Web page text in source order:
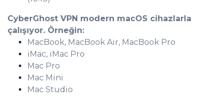
CyberGhost VPN modern macOS cihazlarla
çalışıyor. Örneğin:
MacBook, MacBook Air, MacBook Pro
iMac, iMac Pro
Mac Pro
Mac Mini
Mac Studio